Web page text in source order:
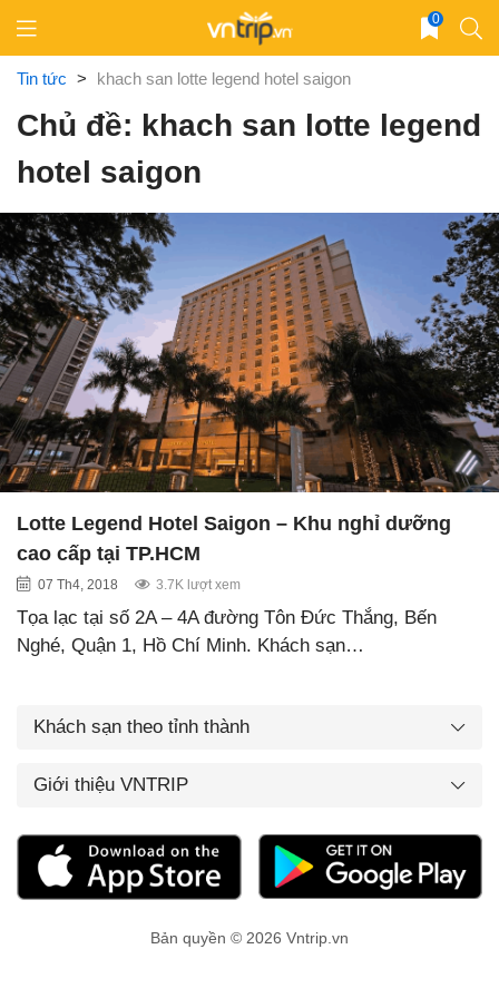
content
0
Tin tức > khach san lotte legend hotel saigon
Chủ đề: khach san lotte legend
hotel saigon
Lotte Legend Hotel Saigon – Khu nghỉ dưỡng
cao cấp tại TP.HCM
07 Th4, 2018 3.7K lượt xem
Tọa lạc tại số 2A – 4A đường Tôn Đức Thắng, Bến
Nghé, Quận 1, Hồ Chí Minh. Khách sạn…
Khách sạn theo tỉnh thành
Giới thiệu VNTRIP
Bản quyền © 2026 Vntrip.vn